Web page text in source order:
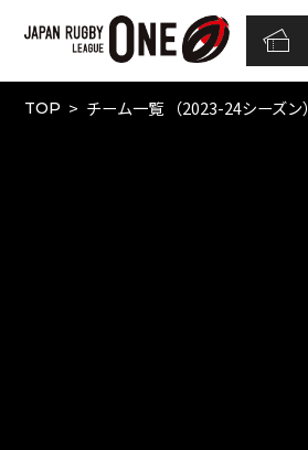
TOP チーム一覧 （2023-24シーズン）